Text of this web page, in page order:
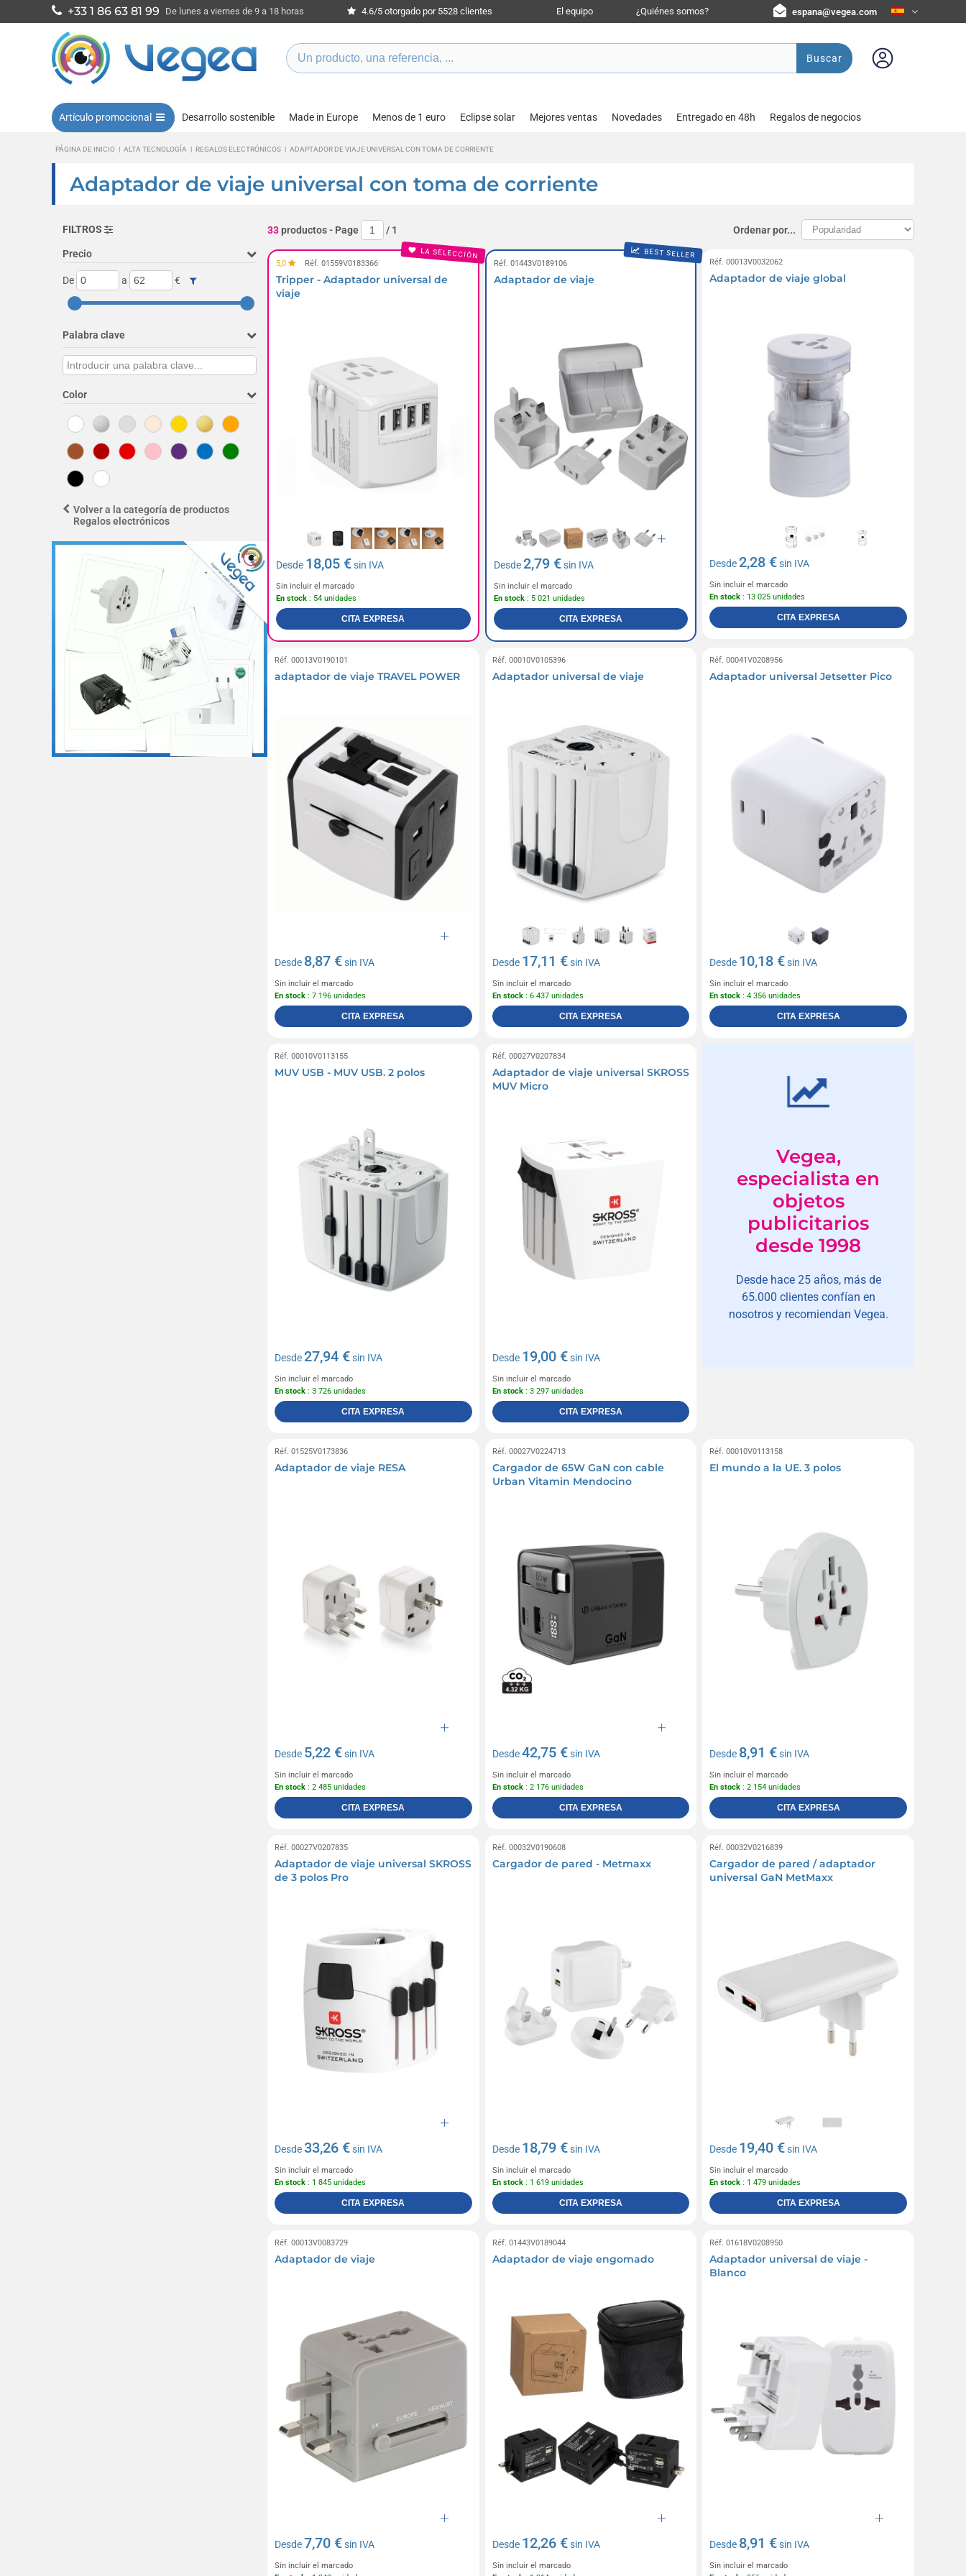
+33 1 86 63 81 99 De lunes a viernes de 9 a 18 horas 4.6/5 otorgado por 5528 clientes El equipo ¿Quiénes somos? espana@vegea.com
Buscar
Artículo promocional Desarrollo sostenible Made in Europe Menos de 1 euro Eclipse solar Mejores ventas Novedades Entregado en 48h Regalos de negocios
PÁGINA DE INICIO | ALTA TECNOLOGÍA | REGALOS ELECTRÓNICOS | ADAPTADOR DE VIAJE UNIVERSAL CON TOMA DE CORRIENTE
Adaptador de viaje universal con toma de corriente
FILTROS
Precio
De a €
Palabra clave
Color
Volver a la categoría de productos
Regalos electrónicos
33productos- Page / 1 Ordenar por...
LA SELECCIÓN
5,0 Réf. 01559V0183366
Tripper - Adaptador universal de
viaje
Desde 18,05 €sin IVA
Sin incluir el marcado
En stock : 54 unidades
CITA EXPRESA
BEST SELLER
Réf. 01443V0189106
Adaptador de viaje
Desde2,79 €sin IVA
Sin incluir el marcado
En stock: 5 021 unidades
CITA EXPRESA
Réf. 00013V0032062
Adaptador de viaje global
Desde2,28 €sin IVA
Sin incluir el marcado
En stock : 13 025 unidades
CITA EXPRESA
Réf. 00013V0190101
adaptador de viaje TRAVEL POWER
Desde 8,87 €sin IVA
Sin incluir el marcado
En stock : 7 196 unidades
CITA EXPRESA
Réf. 00010V0105396
Adaptador universal de viaje
Desde 17,11 €sin IVA
Sin incluir el marcado
En stock: 6 437 unidades
CITA EXPRESA
Réf. 00041V0208956
Adaptador universal Jetsetter Pico
Desde 10,18 €sin IVA
Sin incluir el marcado
En stock : 4 356 unidades
CITA EXPRESA
Réf. 00010V0113155
MUV USB - MUV USB. 2 polos
Desde27,94 €sin IVA
Sin incluir el marcado
En stock : 3 726 unidades
CITA EXPRESA
Réf. 00027V0207834
Adaptador de viaje universal SKROSS
MUV Micro
Desde 19,00 €sin IVA
Sin incluir el marcado
En stock: 3 297 unidades
CITA EXPRESA
Vegea,
especialista en
objetos
publicitarios
desde 1998
Desde hace 25 años, más de
65.000 clientes confían en
nosotros y recomiendan Vegea.
Réf. 01525V0173836
Adaptador de viaje RESA
Desde 5,22 €sin IVA
Sin incluir el marcado
En stock : 2 485 unidades
CITA EXPRESA
Réf. 00027V0224713
Cargador de 65W GaN con cable
Urban Vitamin Mendocino
Desde42,75 €sin IVA
Sin incluir el marcado
En stock: 2 176 unidades
CITA EXPRESA
Réf. 00010V0113158
El mundo a la UE. 3 polos
Desde 8,91 €sin IVA
Sin incluir el marcado
En stock : 2 154 unidades
CITA EXPRESA
Réf. 00027V0207835
Adaptador de viaje universal SKROSS
de 3 polos Pro
Desde33,26 €sin IVA
Sin incluir el marcado
En stock : 1 845 unidades
CITA EXPRESA
Réf. 00032V0190608
Cargador de pared - Metmaxx
Desde 18,79 €sin IVA
Sin incluir el marcado
En stock: 1 619 unidades
CITA EXPRESA
Réf. 00032V0216839
Cargador de pared / adaptador
universal GaN MetMaxx
Desde 19,40 €sin IVA
Sin incluir el marcado
En stock : 1 479 unidades
CITA EXPRESA
Réf. 00013V0083729
Adaptador de viaje
Desde7,70 €sin IVA
Sin incluir el marcado
Réf. 01443V0189044
Adaptador de viaje engomado
Desde 12,26 €sin IVA
Sin incluir el marcado
Réf. 01618V0208950
Adaptador universal de viaje -
Blanco
Desde 8,91 €sin IVA
Sin incluir el marcado